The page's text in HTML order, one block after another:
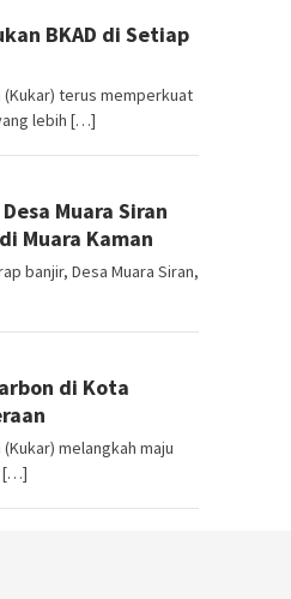
BKAD di Setiap
(Kukar) terus memperkuat
lebih […]
Muara Siran
Muara Kaman
banjir, Desa Muara Siran,
di Kota
melangkah maju
[…]